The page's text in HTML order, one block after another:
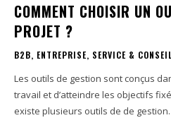
COMMENT CHOISIR UN
PROJET ?
B2B, ENTREPRISE, SERVICE & CONSEIL
Les outils de gestion sont conçus
travail et d’atteindre les objectifs
existe plusieurs outils de de